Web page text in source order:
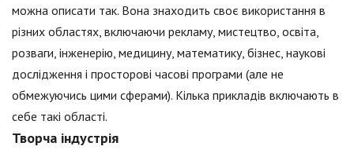
можна описати так. Вона знаходить своє використання в
різних областях, включаючи рекламу, мистецтво, освіта,
розваги, інженерію, медицину, математику, бізнес, наукові
дослідження і просторові часові програми (але не
обмежуючись цими сферами). Кілька прикладів включають в
себе такі області.
Творча індустрія